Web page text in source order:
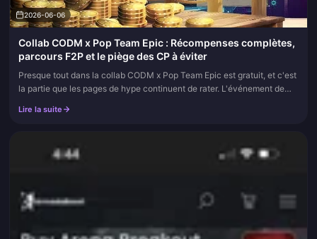
2026-06-06
Collab CODM x Pop Team Epic : Récompenses complètes,
parcours F2P et le piège des CP à éviter
Presque tout dans la collab CODM x Pop Team Epic est gratuit, et c'est
la partie que les pages de hype continuent de rater. L'événement de
Lire la suite